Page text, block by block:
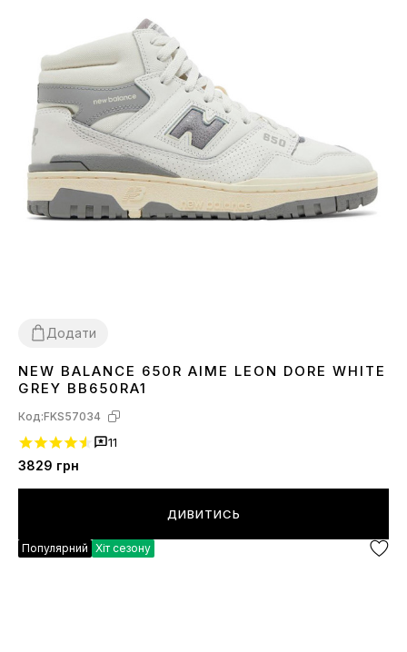
Додати
40
NEW BALANCE 650R AIME LEON DORE WHITE
GREY BB650RA1
Код:FKS57034
11
3829 грн
ДИВИТИСЬ
Популярний Хіт сезону